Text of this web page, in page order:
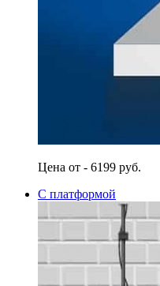
Цена от - 6199 руб.
С платформой